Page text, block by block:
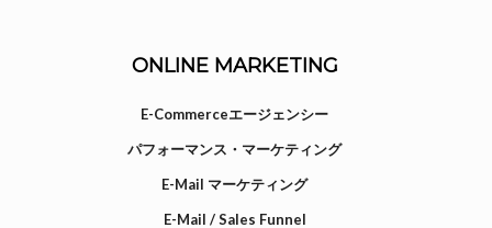
ONLINE MARKETING
E-Commerceエージェンシー
パフォーマンス・マーケティング
E-Mail マーケティング
E-Mail / Sales Funnel